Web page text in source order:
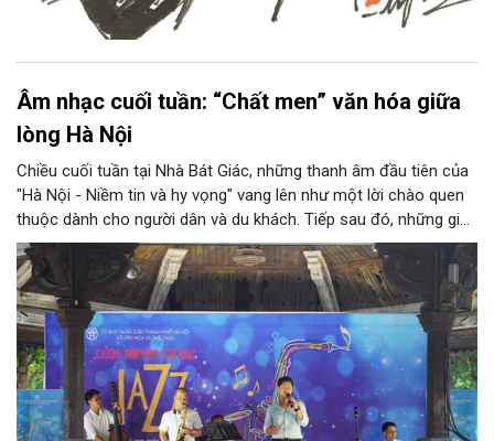
Âm nhạc cuối tuần: “Chất men” văn hóa giữa
lòng Hà Nội
Chiều cuối tuần tại Nhà Bát Giác, những thanh âm đầu tiên của
"Hà Nội - Niềm tin và hy vọng" vang lên như một lời chào quen
thuộc dành cho người dân và du khách. Tiếp sau đó, những giai
điệu jazz kinh điển của thế giới lần lượt cất lên qua phần biểu
diễn của NSƯT Quyền Văn Minh và các nghệ sĩ Bình Minh Jazz
Club, mở ra một không gian âm nhạc giàu cảm xúc ngay giữa
trung tâm Thủ đô.